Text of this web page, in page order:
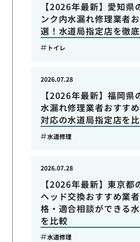
【2026年最新】愛知県
ンク内水漏れ修理業者
選！水道局指定店を徹
トイレ
【2026年最新】福岡県
水漏れ修理業者おすす
対応の水道局指定店を
2026.07.28
水道修理
【2026年最新】東京都
ヘッド交換おすすめ業
格・適合相談ができる
を比較
2026.07.28
水道修理